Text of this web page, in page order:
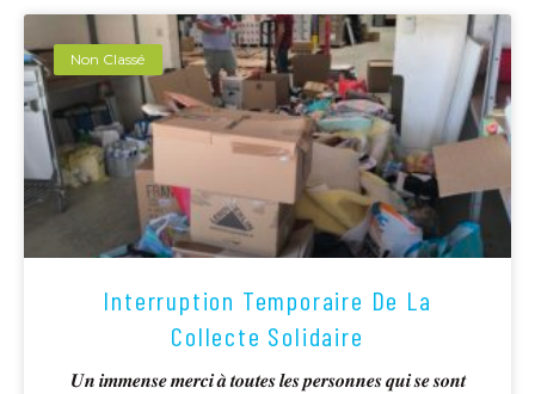
Non Classé
Interruption Temporaire De La
Collecte Solidaire
𝑼𝒏 𝒊𝒎𝒎𝒆𝒏𝒔𝒆 𝒎𝒆𝒓𝒄𝒊 𝒂̀ 𝒕𝒐𝒖𝒕𝒆𝒔 𝒍𝒆𝒔 𝒑𝒆𝒓𝒔𝒐𝒏𝒏𝒆𝒔 𝒒𝒖𝒊 𝒔𝒆 𝒔𝒐𝒏𝒕